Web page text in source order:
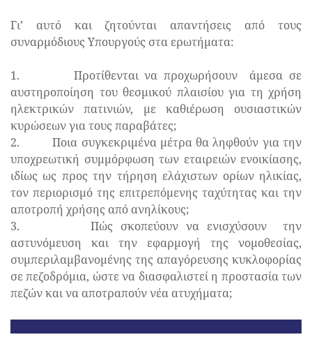
Γι’ αυτό και ζητούνται απαντήσεις από τους
συναρμόδιους Υπουργούς στα ερωτήματα:
1. Προτίθενται να προχωρήσουν άμεσα σε
αυστηροποίηση του θεσμικού πλαισίου για τη χρήση
ηλεκτρικών πατινιών, με καθιέρωση ουσιαστικών
κυρώσεων για τους παραβάτες;
2. Ποια συγκεκριμένα μέτρα θα ληφθούν για την
υποχρεωτική συμμόρφωση των εταιρειών ενοικίασης,
ιδίως ως προς την τήρηση ελάχιστων ορίων ηλικίας,
τον περιορισμό της επιτρεπόμενης ταχύτητας και την
αποτροπή χρήσης από ανηλίκους;
3. Πώς σκοπεύουν να ενισχύσουν την
αστυνόμευση και την εφαρμογή της νομοθεσίας,
συμπεριλαμβανομένης της απαγόρευσης κυκλοφορίας
σε πεζοδρόμια, ώστε να διασφαλιστεί η προστασία των
πεζών και να αποτραπούν νέα ατυχήματα;